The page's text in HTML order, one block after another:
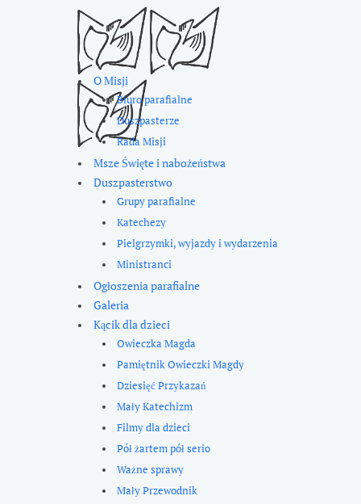
O Misji
Biuro parafialne
Duszpasterze
Rada Misji
Msze Święte i nabożeństwa
Duszpasterstwo
Grupy parafialne
Katechezy
Pielgrzymki, wyjazdy i wydarzenia
Ministranci
Ogłoszenia parafialne
Galeria
Kącik dla dzieci
Owieczka Magda
Pamiętnik Owieczki Magdy
Dziesięć Przykazań
Mały Katechizm
Filmy dla dzieci
Pół żartem pół serio
Ważne sprawy
Mały Przewodnik